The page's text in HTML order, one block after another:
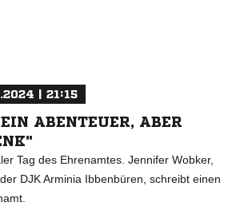
| 21:15
ABENTEUER, ABER
Tag des Ehrenamtes. Jennifer Wobker,
DJK Arminia Ibbenbüren, schreibt einen